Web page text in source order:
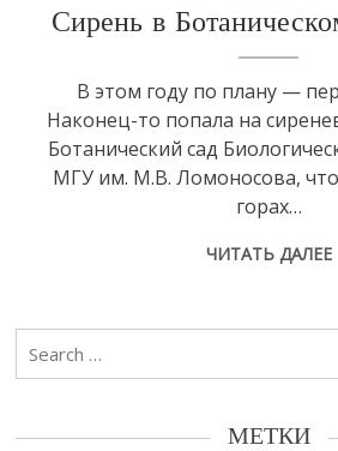
Сирень в
В этом году по плану —
Наконец-то попала на
Ботанический сад
МГУ им. М.В. Ломоносова,
горах…
ЧИТАТЬ ДАЛЕЕ
Search
МЕТКИ